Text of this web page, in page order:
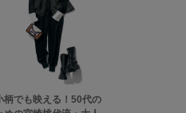
柄でも映える！50代の